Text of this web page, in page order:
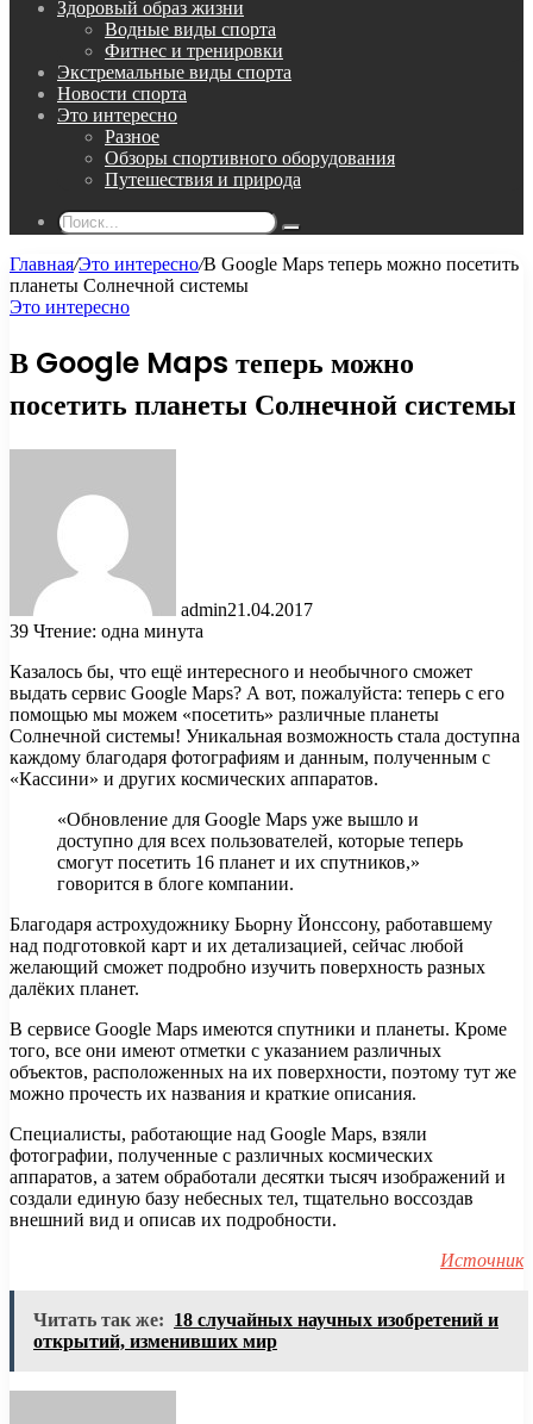
Здоровый образ жизни
Водные виды спорта
Фитнес и тренировки
Экстремальные виды спорта
Новости спорта
Это интересно
Разное
Обзоры спортивного оборудования
Путешествия и природа
Поиск...
Главная/Это интересно/В Google Maps теперь можно посетить
планеты Солнечной системы
Это интересно
В Google Maps теперь можно
посетить планеты Солнечной системы
admin21.04.2017
39 Чтение: одна минута
Казалось бы, что ещё интересного и необычного сможет
выдать сервис Google Maps? А вот, пожалуйста: теперь с его
помощью мы можем «посетить» различные планеты
Солнечной системы! Уникальная возможность стала доступна
каждому благодаря фотографиям и данным, полученным с
«Кассини» и других космических аппаратов.
«Обновление для Google Maps уже вышло и
доступно для всех пользователей, которые теперь
смогут посетить 16 планет и их спутников,»
говорится в блоге компании.
Благодаря астрохудожнику Бьорну Йонссону, работавшему
над подготовкой карт и их детализацией, сейчас любой
желающий сможет подробно изучить поверхность разных
далёких планет.
В сервисе Google Maps имеются спутники и планеты. Кроме
того, все они имеют отметки с указанием различных
объектов, расположенных на их поверхности, поэтому тут же
можно прочесть их названия и краткие описания.
Специалисты, работающие над Google Maps, взяли
фотографии, полученные с различных космических
аппаратов, а затем обработали десятки тысяч изображений и
создали единую базу небесных тел, тщательно воссоздав
внешний вид и описав их подробности.
Источник
Читать так же: 18 случайных научных изобретений и
открытий, изменивших мир